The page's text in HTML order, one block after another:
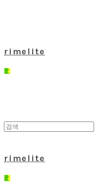
rimelite
rimelite